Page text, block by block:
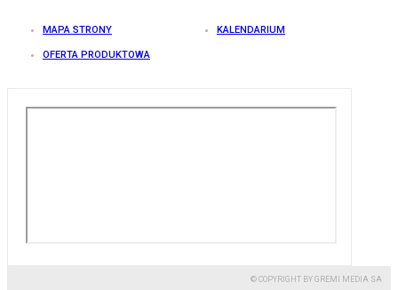
MAPA STRONY KALENDARIUM
OFERTA PRODUKTOWA
© COPYRIGHT BY GREMI MEDIA SA